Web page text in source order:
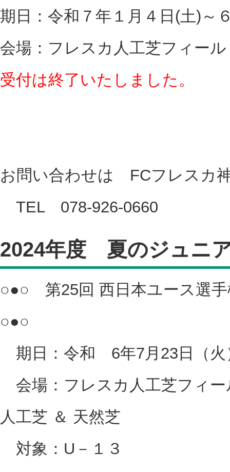
期日：令和７年１月４日(土)～
会場：フレスカ人工芝フィー
受付は終了いたしました。
お問い合わせは FCフレスカ
TEL 078-926-0660
2024年度 夏のジュニ
○●○ 第25回 西日本ユース選
○●○
期日：令和 6年7月23日（火
会場：フレスカ人工芝フィ
人工芝 ＆ 天然芝
対象：U－１３